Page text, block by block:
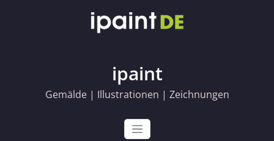
ipaint
Gemälde | Illustrationen | Zeichnungen